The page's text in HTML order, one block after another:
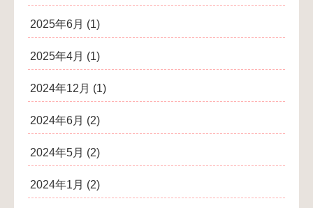
2025年6月 (1)
2025年4月 (1)
2024年12月 (1)
2024年6月 (2)
2024年5月 (2)
2024年1月 (2)